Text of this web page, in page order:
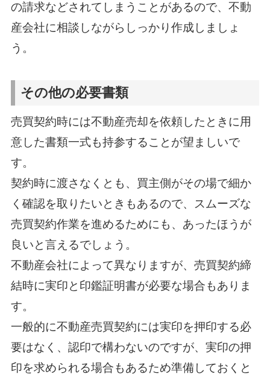
の請求などされてしまうことがあるので、不動
産会社に相談しながらしっかり作成しましょ
う。
その他の必要書類
売買契約時には不動産売却を依頼したときに用
意した書類一式も持参することが望ましいで
す。
契約時に渡さなくとも、買主側がその場で細か
く確認を取りたいときもあるので、スムーズな
売買契約作業を進めるためにも、あったほうが
良いと言えるでしょう。
不動産会社によって異なりますが、売買契約締
結時に実印と印鑑証明書が必要な場合もありま
す。
一般的に不動産売買契約には実印を押印する必
要はなく、認印で構わないのですが、実印の押
印を求められる場合もあるため準備しておくと